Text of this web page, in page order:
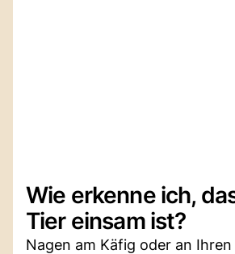
Wie erkenne ich,
Tier einsam ist?
Nagen am Käfig oder an